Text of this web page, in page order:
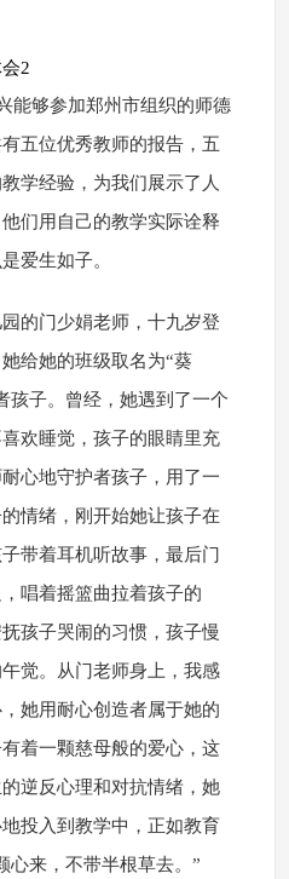
2
能够参加郑州市组织的师德
五位优秀教师的报告，五
学经验，为我们展示了人
们用自己的教学实际诠释
爱生如子。
的门少娟老师，十九岁登
给她的班级取名为“葵
孩子。曾经，她遇到了一个
欢睡觉，孩子的眼睛里充
心地守护者孩子，用了一
情绪，刚开始她让孩子在
带着耳机听故事，最后门
唱着摇篮曲拉着孩子的
孩子哭闹的习惯，孩子慢
觉。从门老师身上，我感
她用耐心创造者属于她的
着一颗慈母般的爱心，这
逆反心理和对抗情绪，她
投入到教学中，正如教育
心来，不带半根草去。”